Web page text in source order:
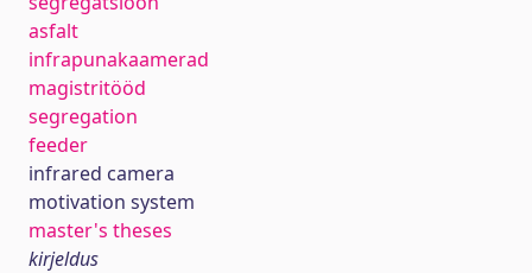
asfalt
infrapunakaamerad
magistritööd
segregation
feeder
infrared camera
motivation system
master's theses
kirjeldus